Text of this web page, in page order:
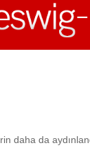
daha da